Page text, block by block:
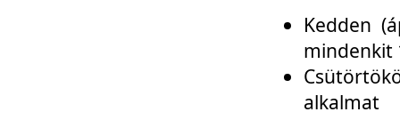
Kedden
mindenkit